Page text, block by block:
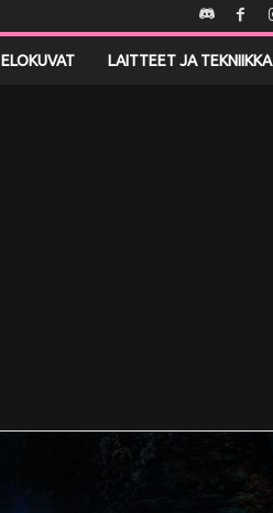
ELOKUVAT LAITTEET JA TEKNIIKKA